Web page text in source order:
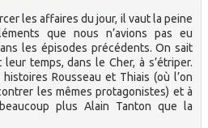
les affaires du jour, il vaut la peine
que nous n’avions pas eu
les épisodes précédents. On sait
temps, dans le Cher, à s’étriper.
Rousseau et Thiais (où l’on
les mêmes protagonistes) et à
plus Alain Tanton que la